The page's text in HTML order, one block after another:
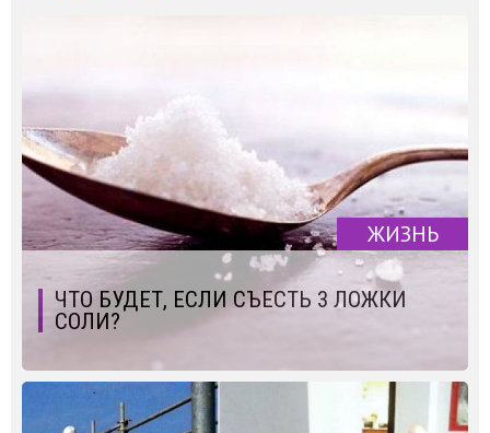
ЖИЗНЬ
ЧТО БУДЕТ, ЕСЛИ СЪЕСТЬ 3 ЛОЖКИ
СОЛИ?